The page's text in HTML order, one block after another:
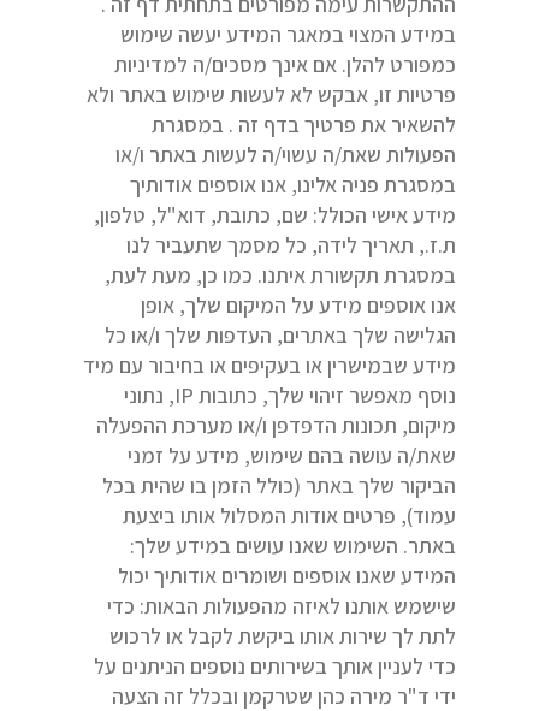
במידע המצוי במאגר המידע יעשה שימוש
כמפורט להלן. אם אינך מסכים/ה למדיניות
פרטיות זו, אבקש לא לעשות שימוש באתר ולא
להשאיר את פרטיך בדף זה . במסגרת
הפעולות שאת/ה עשוי/ה לעשות באתר ו/או
במסגרת פניה אלינו, אנו אוספים אודותיך
מידע אישי הכולל: שם, כתובת, דוא"ל, טלפון,
ת.ז., תאריך לידה, כל מסמך שתעביר לנו
במסגרת תקשורת איתנו. כמו כן, מעת לעת,
אנו אוספים מידע על המיקום שלך, אופן
הגלישה שלך באתרים, העדפות שלך ו/או כל
מידע שבמישרין או בעקיפים או בחיבור עם מיד
נוסף מאפשר זיהוי שלך, כתובות IP, נתוני
מיקום, תכונות הדפדפן ו/או מערכת ההפעלה
שאת/ה עושה בהם שימוש, מידע על זמני
הביקור שלך באתר (כולל הזמן בו שהית בכל
עמוד), פרטים אודות המסלול אותו ביצעת
באתר. השימוש שאנו עושים במידע שלך:
המידע שאנו אוספים ושומרים אודותיך יכול
שישמש אותנו לאיזה מהפעולות הבאות: כדי
לתת לך שירות אותו ביקשת לקבל או לרכוש
כדי לעניין אותך בשירותים נוספים הניתנים על
ידי ד"ר מירה כהן שטרקמן ובכלל זה הצעה